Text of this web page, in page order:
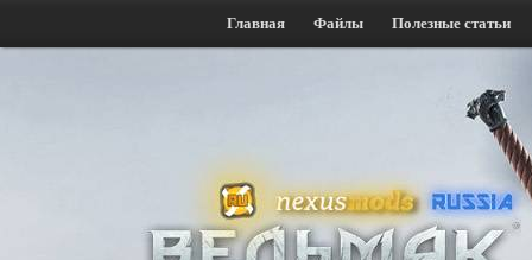
Главная Файлы Полезные статьи